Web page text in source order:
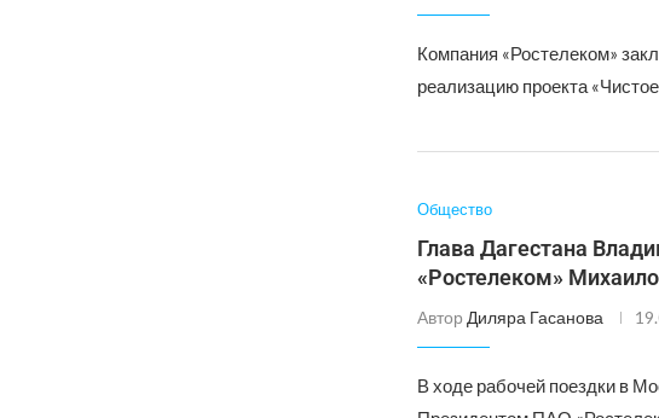
Компания «Ростелеком»
реализацию проекта
Общество
Глава Дагестана
«Ростелеком»
Автор Диляра Гасанова
В ходе рабочей поездки в